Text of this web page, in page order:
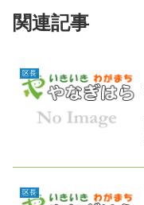
関連記事
区長
区長